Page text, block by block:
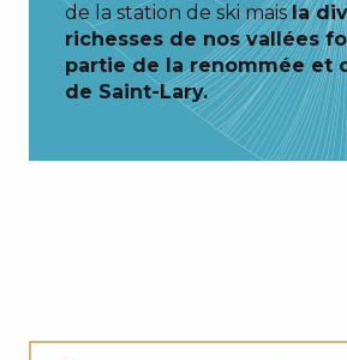
de la station de ski maisla
richesses de nos vallées
partie de la renommée et
de Saint-Lary.